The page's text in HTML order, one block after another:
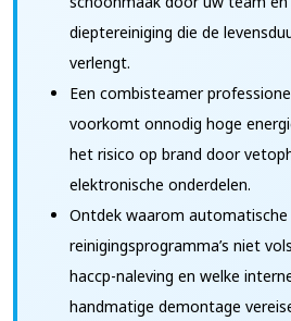
dieptereiniging die de
verlengt.
Een combisteamer
voorkomt onnodig hoge
het risico op brand door
elektronische onderdelen.
Ontdek waarom automatische
reinigingsprogramma’s niet
haccp-naleving en welke
handmatige demontage